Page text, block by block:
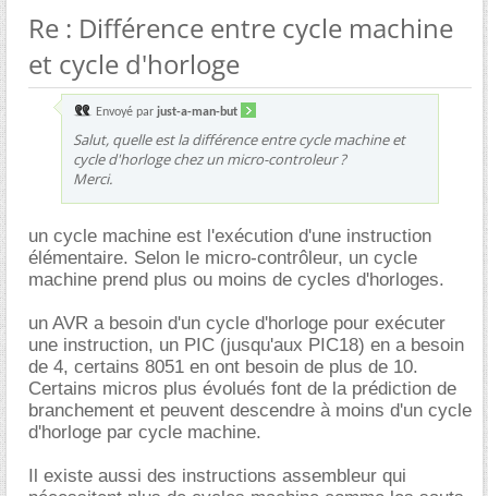
Re : Différence entre cycle machine
et cycle d'horloge
Envoyé par just-a-man-but
Salut, quelle est la différence entre cycle machine et
cycle d'horloge chez un micro-controleur ?
Merci.
un cycle machine est l'exécution d'une instruction
élémentaire. Selon le micro-contrôleur, un cycle
machine prend plus ou moins de cycles d'horloges.
un AVR a besoin d'un cycle d'horloge pour exécuter
une instruction, un PIC (jusqu'aux PIC18) en a besoin
de 4, certains 8051 en ont besoin de plus de 10.
Certains micros plus évolués font de la prédiction de
branchement et peuvent descendre à moins d'un cycle
d'horloge par cycle machine.
Il existe aussi des instructions assembleur qui